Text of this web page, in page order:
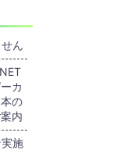
ん
カ
の
内
施